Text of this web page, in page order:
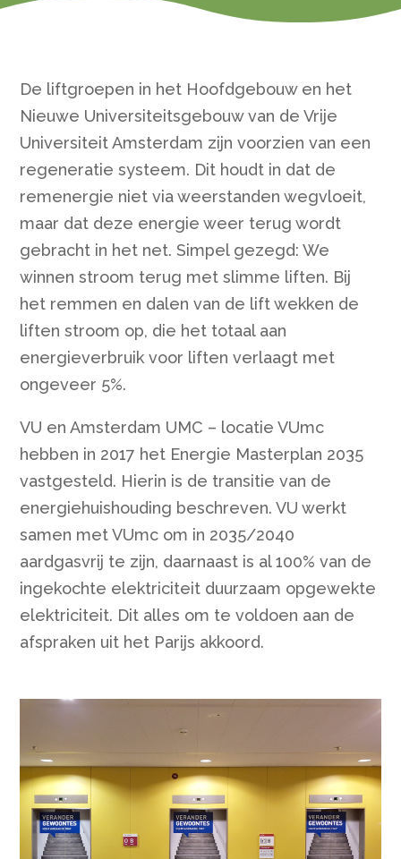
De liftgroepen in het Hoofdgebouw en het
Nieuwe Universiteitsgebouw van de Vrije
Universiteit Amsterdam zijn voorzien van een
regeneratie systeem. Dit houdt in dat de
remenergie niet via weerstanden wegvloeit,
maar dat deze energie weer terug wordt
gebracht in het net. Simpel gezegd: We
winnen stroom terug met slimme liften. Bij
het remmen en dalen van de lift wekken de
liften stroom op, die het totaal aan
energieverbruik voor liften verlaagt met
ongeveer 5%.
VU en Amsterdam UMC – locatie VUmc
hebben in 2017 het Energie Masterplan 2035
vastgesteld. Hierin is de transitie van de
energiehuishouding beschreven. VU werkt
samen met VUmc om in 2035/2040
aardgasvrij te zijn, daarnaast is al 100% van de
ingekochte elektriciteit duurzaam opgewekte
elektriciteit. Dit alles om te voldoen aan de
afspraken uit het Parijs akkoord.